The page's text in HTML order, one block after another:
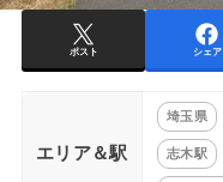
ポスト シェア
エリア＆駅
埼玉県
志木駅